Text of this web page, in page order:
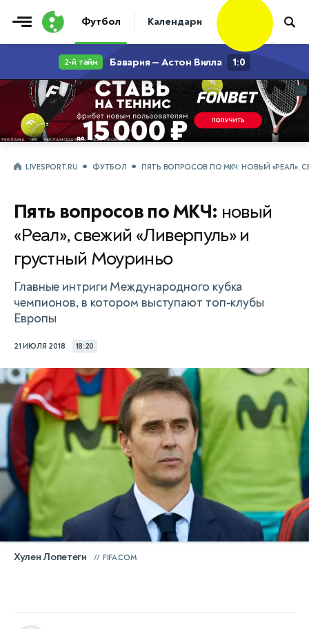
Футбол Календари Таблицы Матчи
...
...
LIVESPORT.RU ФУТБОЛ ПЯТЬ ВОПРОСОВ ПО МКЧ: НОВЫЙ «РЕАЛ»,
Пять вопросов по МКЧ: новый
«Реал», свежий «Ливерпуль» и
грустный Моуриньо
Главные интриги Международного кубка
чемпионов, в котором выступают топ-клубы
Европы
21 ИЮЛЯ 2018 18:20
Хулен Лопетеги FIFA.COM